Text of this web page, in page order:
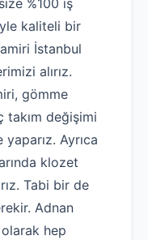
kaliteli bir
İstanbul
alırız.
gömme
takım değişimi
Ayrıca
klozet
Tabi bir de
Adnan
olarak hep